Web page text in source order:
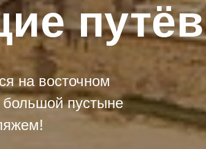
на восточном
большой пустыне